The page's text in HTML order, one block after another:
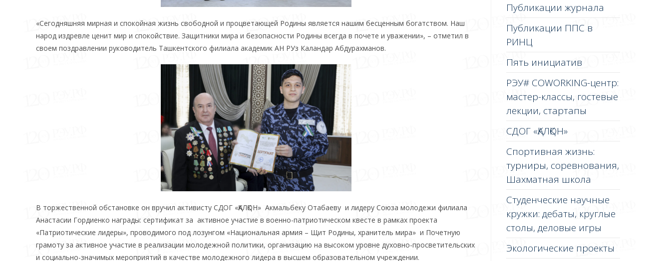
«Сегодняшняя мирная и спокойная жизнь свободной и процветающей Родины является нашим бесценным богатством. Наш
народ издревле ценит мир и спокойствие. Защитники мира и безопасности Родины всегда в почете и уважении», – отметил в
своем поздравлении руководитель Ташкентского филиала академик АН РУз Каландар Абдурахманов.
В торжественной обстановке он вручил активисту СДОГ «ҚАЛҚОН» Акмальбеку Отабаеву и лидеру Союза молодежи филиала
Анастасии Гордиенко награды: сертификат за активное участие в военно-патриотическом квесте в рамках проекта
«Патриотические лидеры», проводимого под лозунгом «Национальная армия – Щит Родины, хранитель мира» и Почетную
грамоту за активное участие в реализации молодежной политики, организацию на высоком уровне духовно-просветительских
и социально-значимых мероприятий в качестве молодежного лидера в высшем образовательном учреждении.
Публикации журнала
Публикации ППС в
РИНЦ
Пять инициатив
РЭУ# COWORKING-центр:
мастер-классы, гостевые
лекции, стартапы
СДОГ «ҚАЛҚОН»
Спортивная жизнь:
турниры, соревнования,
Шахматная школа
Студенческие научные
кружки: дебаты, круглые
столы, деловые игры
Экологические проекты